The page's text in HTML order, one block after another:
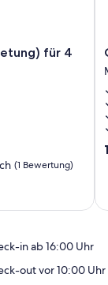
für 4
(1 Bewertung)
in ab 16:00 Uhr
out vor 10:00 Uhr